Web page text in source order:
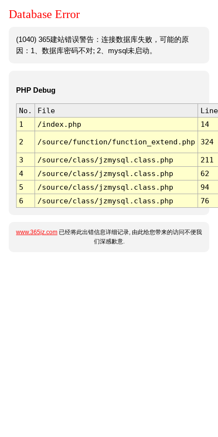
Database Error
(1040) 365建站错误警告：连接数据库失败，可能的原
因：1、数据库密码不对; 2、mysql未启动。
PHP Debug
No. File
Line
1
/index.php 14
2 /source/function/function_extend.php 324
3 /source/class/jzmysql.class.php
211
4
/source/class/jzmysql.class.php
62
5
/source/class/jzmysql.class.php
94
6
/source/class/jzmysql.class.php 76
www.365jz.com 已经将此出错信息详细记录, 由此给您带来的访问不便我
们深感歉意.